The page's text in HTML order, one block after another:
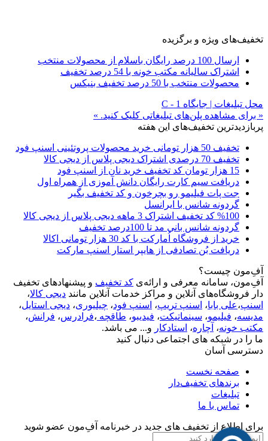
تخفیف‌های ویژه و برگزیده
ارسال 100 درصد رایگان باسلام از محصولات منتخب
اشتراک سالیانه مکتب خونه با 54 درصد تخفیف
محصولات منتخب با 50 درصد تخفیف بنیکس
محل تبلیغات | جایگاه C - 1
« برای مشاهده پلن‌های تبلیغاتی کلیک کنید. »
پربازدیدترین تخفیف‌های این هفته
تخفیف 50 هزار تومانی خرید محصولات پروتئینی اسنپ فود
تخفیف 70 درصدی اشتراک دیجی پلاس از دیجی کالا
15 هزار تومان کد تخفیف خرید نان از اسنپ فود
دریافت سیم کارت رایگان دانش آموزی از همراه اول
جت پات فیلیمو رو بچرخون و کد تخفیف بگیر
گردونه شانس با ایرانسل
%100 کد تخفیف اشتراک 3 ماهه دیجی پلاس از دیجی کالا
گردونه شانس بانی مد تا 100درصد تخفیف
خرید از فروشگاه اُمارکت با کد 30 هزار تومانی اکالا
دریافت بُن تصادفی از هایپر استار اسنپ مارکت
آفِ‌مون چیست؟
آفِ‌مون، سامانه معرفی و ارائه‌ی کد تخفیف و پیشنهادهای تخفیف
دار فروشگاه‌های آنلاین و مراکز خدمات آنلاین مانند دیجی کالا،
اسنپ،علی بابا، اسنپ تریپ، اسنپ فود، چیلیوری، دیجی استایل،
مدیسه، فیلیمو، سینماتیکت، فیدیبو، طاقچه ،فرادرس، فرانش،
مکتب خونه، آچاره، استادکار و... می باشد.
ما را در شبکه های اجتماعی دنبال کنید
دسترسی آسان
صفحه نخست
برندهای تخفیف‌دار
تبلیغات
تماس با ما
برای اطلاع از تخفیف های جدید در خبرنامه آفِ‌مون عضو شوید